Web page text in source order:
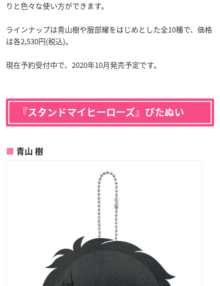
りと色々な使い方ができます。
ラインナップは青山樹や服部耀をはじめとした全10種で、価格
は各2,530円(税込)。
現在予約受付中で、2020年10月発売予定です。
『スタンドマイヒーローズ』ぴたぬい
青山 樹